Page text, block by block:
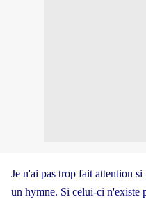
Je n'ai pas trop fait attention
un hymne. Si celui-ci n'existe